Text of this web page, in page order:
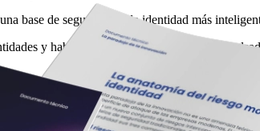
base de seguridad de la identidad más
y habilitar una innovación segura,
aceleran.